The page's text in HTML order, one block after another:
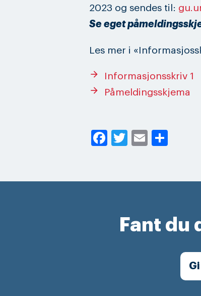
2023 og sendes til:
Se eget
Les mer i
arrow_forward
Informasjonsskriv 1
arrow_forward
Påmeldingsskjema
Facebook
Twitter
Email
Fant du